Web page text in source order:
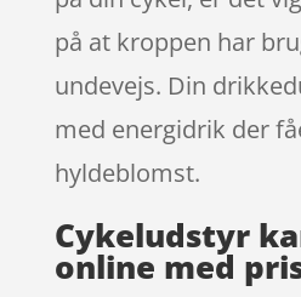
på at kroppen har
undevejs. Din
med energidrik der
hyldeblomst.
Cykeludstyr
online med